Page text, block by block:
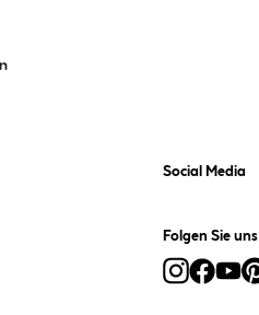
Social Media
Folgen Sie uns